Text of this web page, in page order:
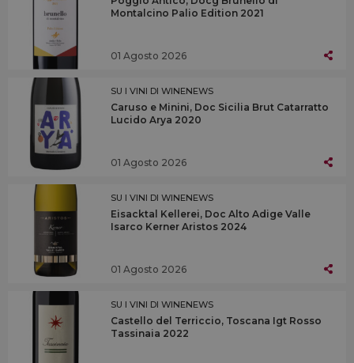
Montalcino Palio Edition 2021
01 Agosto 2026
SU I VINI DI WINENEWS
Caruso e Minini, Doc Sicilia Brut Catarratto
Lucido Arya 2020
01 Agosto 2026
SU I VINI DI WINENEWS
Eisacktal Kellerei, Doc Alto Adige Valle
Isarco Kerner Aristos 2024
01 Agosto 2026
SU I VINI DI WINENEWS
Castello del Terriccio, Toscana Igt Rosso
Tassinaia 2022